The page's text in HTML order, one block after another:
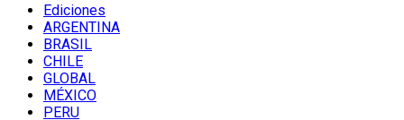
Ediciones
ARGENTINA
BRASIL
CHILE
GLOBAL
MÉXICO
PERU